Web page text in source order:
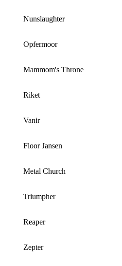
Nunslaughter
Opfermoor
Mammom's Throne
Riket
Vanir
Floor Jansen
Metal Church
Triumpher
Reaper
Zepter